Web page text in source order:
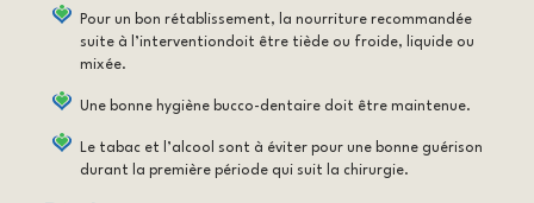
Pour un bon rétablissement, la nourriture recommandée
suite à l’interventiondoit être tiède ou froide, liquide ou
mixée.
Une bonne hygiène bucco-dentaire doit être maintenue.
Le tabac et l’alcool sont à éviter pour une bonne guérison
durant la première période qui suit la chirurgie.